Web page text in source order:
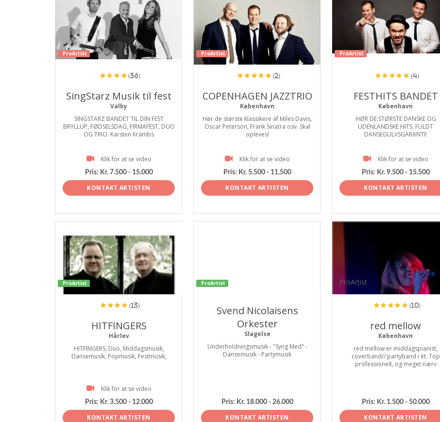
ProArtist
(36)
SingStarz Musik til fest
Valby
SINGSTARZ BANDET TIL DIN FEST
BRYLLUP, FØDSELSDAG, FIRMAFEST, DUO
OG TRIO. Karsten Krambs
Klik for at se video
Pris: Kr. 7.500 - 15.000
KONTAKT ARTISTEN
ProArtist
(2)
COPENHAGEN JAZZTRIO
København
Hør de største klassikere af Miles Davis,
Oscar Peterson, Frank Sinatra osv. Skal
opleves!
Klik for at se video
Pris: Kr. 5.500 - 11.500
KONTAKT ARTISTEN
ProArtist
(4)
FESTHITS BANDET
København
HØR DE STØRSTE DANSKE OG
UDENLANDSKE HITS. FULDT
DANSEGULVSGARANTI!
Klik for at se video
Pris: Kr. 9.500 - 15.500
KONTAKT ARTISTEN
ProArtist
(13)
HITFINGERS
Hårlev
HITFINGERS, Duo, Middagsmusik,
Dansemusik, Popmusik, Festmusik,
Klik for at se video
Pris: Kr. 3.500 - 12.000
KONTAKT ARTISTEN
ProArtist
Svend Nicolaisens
Orkester
Slagelse
Underholdningsmusik - "Syng Med" -
Dansemusik - Partymusik
Pris: Kr. 18.000 - 26.000
KONTAKT ARTISTEN
ProArtist
(10)
red mellow
København
red mellow er middagspianist,
coverband// partyband i ét. Top
professionelt, og meget nærv
Pris: Kr. 1.500 - 50.000
KONTAKT ARTISTEN